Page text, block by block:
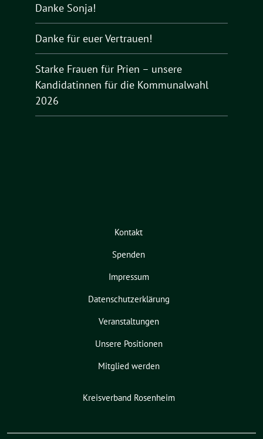
Danke Sonja!
Danke für euer Vertrauen!
Starke Frauen für Prien – unsere
Kandidatinnen für die Kommunalwahl
2026
Kontakt
Spenden
Impressum
Datenschutzerklärung
Veranstaltungen
Unsere Positionen
Mitglied werden
Kreisverband Rosenheim